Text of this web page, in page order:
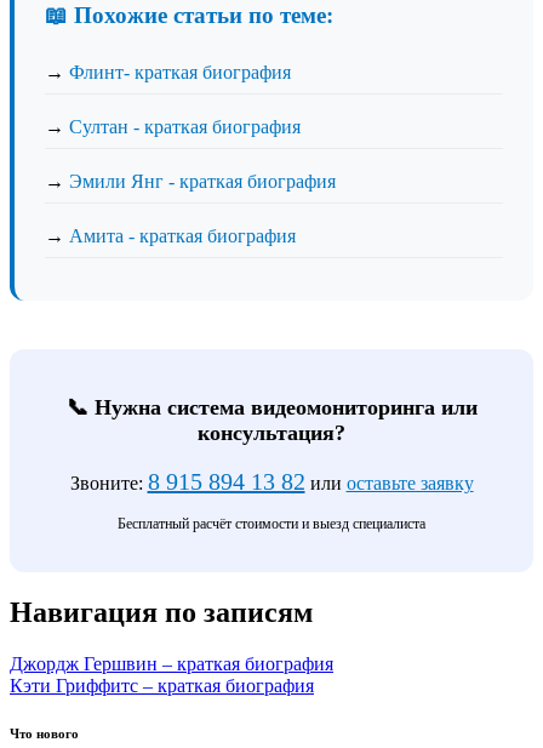
📖 Похожие статьи по теме:
→ Флинт- краткая биография
→ Султан - краткая биография
→ Эмили Янг - краткая биография
→ Амита - краткая биография
📞 Нужна система видеомониторинга или
консультация?
Звоните: 8 915 894 13 82 или оставьте заявку
Бесплатный расчёт стоимости и выезд специалиста
Навигация по записям
Джордж Гершвин – краткая биография
Кэти Гриффитс – краткая биография
Что нового